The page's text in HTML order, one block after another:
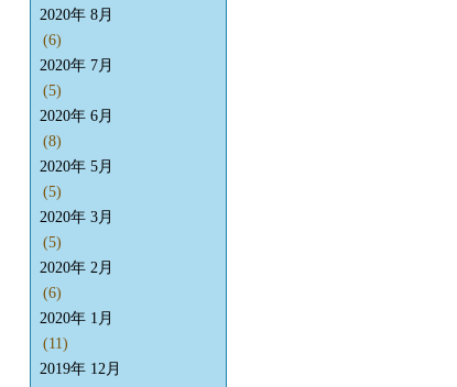
2020年 8月
(6)
2020年 7月
(5)
2020年 6月
(8)
2020年 5月
(5)
2020年 3月
(5)
2020年 2月
(6)
2020年 1月
(11)
2019年 12月